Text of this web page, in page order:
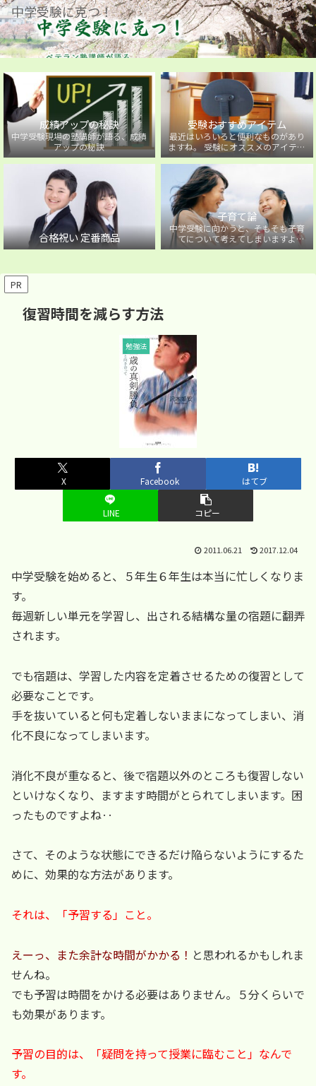
中学受験に克つ！
成績アップの秘訣
中学受験現場の塾講師が語る、成績
アップの秘訣
受験おすすめアイテム
最近はいろいろと便利なものがあり
ますね。 受験にオススメのアイテム
を紹介しています。
合格祝い 定番商品
子育て論
中学受験に向かうと、そもそも子育
てについて考えてしまいますよ
ね・・・。中学受験に向かうお子様
PR
復習時間を減らす方法
勉強法
X Facebook はてブ
LINE コピー
2011.06.21 2017.12.04
中学受験を始めると、５年生６年生は本当に忙しくなりま
す。
毎週新しい単元を学習し、出される結構な量の宿題に翻弄
されます。
でも宿題は、学習した内容を定着させるための復習として
必要なことです。
手を抜いていると何も定着しないままになってしまい、消
化不良になってしまいます。
消化不良が重なると、後で宿題以外のところも復習しない
といけなくなり、ますます時間がとられてしまいます。困
ったものですよね‥
さて、そのような状態にできるだけ陥らないようにするた
めに、効果的な方法があります。
それは、「予習する」こと。
えーっ、また余計な時間がかかる！ と思われるかもしれま
せんね。
でも予習は時間をかける必要はありません。５分くらいで
も効果があります。
予習の目的は、「疑問を持って授業に臨むこと」なんで
す。